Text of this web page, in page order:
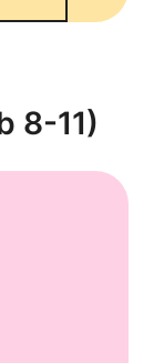
8-11)